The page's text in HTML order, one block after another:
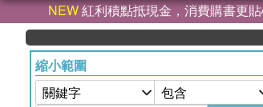
NEW紅利積點抵現金，消費購書更
縮小範圍